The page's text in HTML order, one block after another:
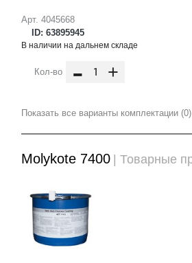
Арт. 4045668
ID: 63895945
В наличии на дальнем складе
Кол-во - +
Показать все варианты комплектации (0)
Molykote 7400 | Товарные